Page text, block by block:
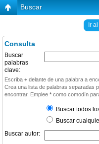
Buscar
Ir
Consulta
Buscar
palabras
clave:
Escriba + delante de una palabra a
Crea una lista de palabras separadas
encontrar. Emplee * como comodín
Buscar todos
Buscar
Buscar autor: